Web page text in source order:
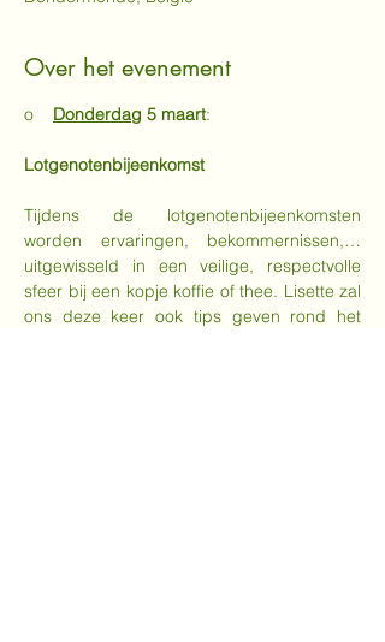
Over het evenement
o Donderdag 5 maart:
Lotgenotenbijeenkomst
Tijdens de lotgenotenbijeenkomsten
worden ervaringen, bekommernissen,…
uitgewisseld in een veilige, respectvolle
sfeer bij een kopje koffie of thee. Lisette zal
ons deze keer ook tips geven rond het